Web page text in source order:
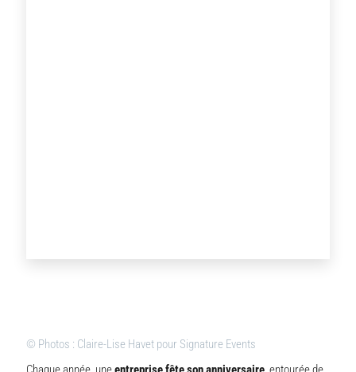
© Photos : Claire-Lise Havet pour Signature Events